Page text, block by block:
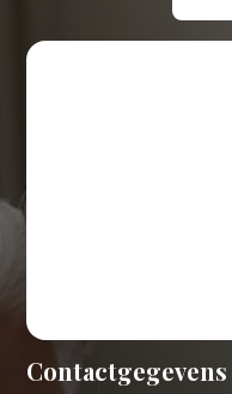
Contactgegevens